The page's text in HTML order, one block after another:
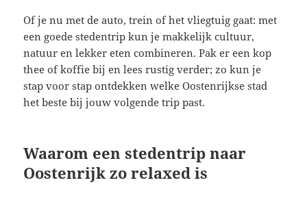
Of je nu met de auto, trein of het vliegtuig gaat: met
een goede stedentrip kun je makkelijk cultuur,
natuur en lekker eten combineren. Pak er een kop
thee of koffie bij en lees rustig verder; zo kun je
stap voor stap ontdekken welke Oostenrijkse stad
het beste bij jouw volgende trip past.
Waarom een stedentrip naar
Oostenrijk zo relaxed is